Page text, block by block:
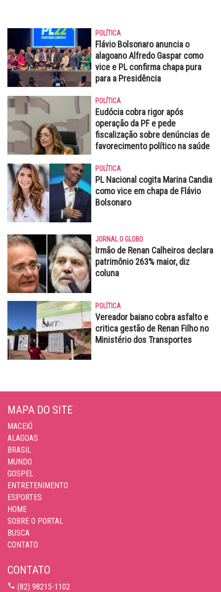
POLÍTICA
Flávio Bolsonaro anuncia o
alagoano Alfredo Gaspar como
vice e PL confirma chapa pura
para a Presidência
POLÍTICA
Eudócia cobra rigor após
operação da PF e pede
fiscalização sobre denúncias de
favorecimento político na saúde
POLÍTICA
PL Nacional cogita Marina Candia
como vice em chapa de Flávio
Bolsonaro
JORNAL O GLOBO
Irmão de Renan Calheiros declara
patrimônio 263% maior, diz
coluna
POLÍTICA
Vereador baiano cobra asfalto e
critica gestão de Renan Filho no
Ministério dos Transportes
MAPA DO SITE
MACEIÓ
ALAGOAS
BRASIL
MUNDO
GOSPEL
ENTRETENIMENTO
ESPORTES
HOME
SOBRE O PORTAL
BUSCA
CONTATO
CONTATO
(82) 98215-1102